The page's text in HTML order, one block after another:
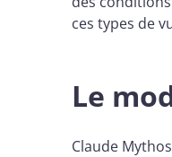
ces types de
Le
Claude